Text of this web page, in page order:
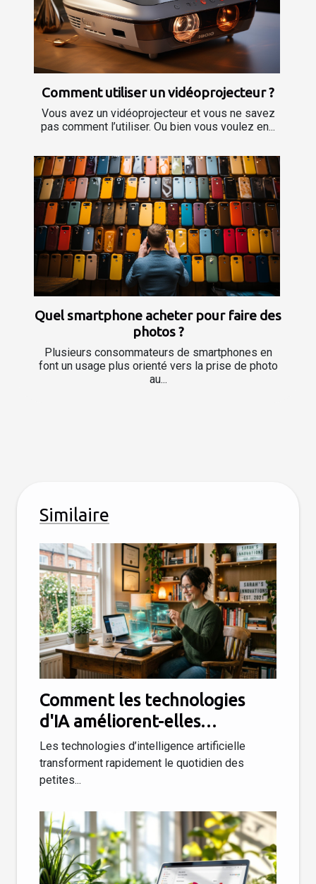
Comment utiliser un vidéoprojecteur ?
Vous avez un vidéoprojecteur et vous ne savez
pas comment l’utiliser. Ou bien vous voulez en...
Quel smartphone acheter pour faire des
photos ?
Plusieurs consommateurs de smartphones en
font un usage plus orienté vers la prise de photo
au...
Similaire
Comment les technologies
d'IA améliorent-elles
l'efficacité des petites
entreprises ?
Les technologies d’intelligence artificielle
transforment rapidement le quotidien des
petites...